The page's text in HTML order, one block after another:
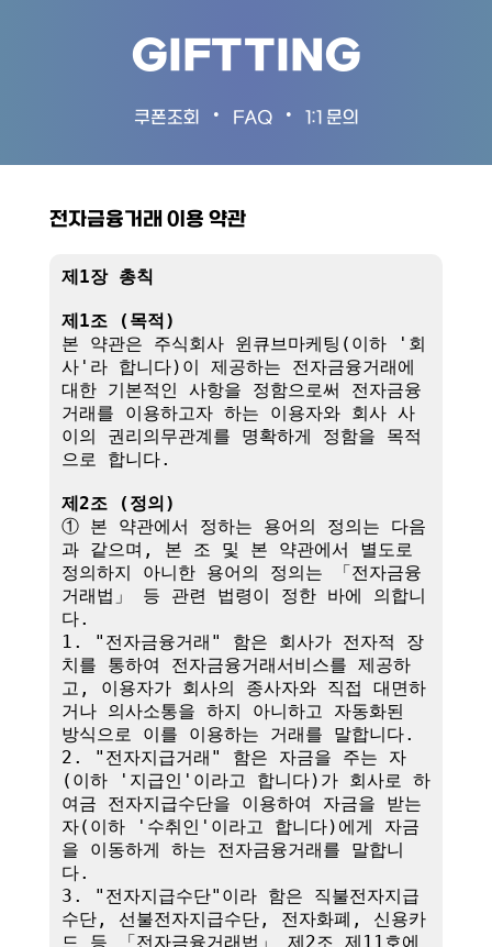
GIFTTING
쿠폰조회 • FAQ • 1:1 문의
전자금융거래 이용 약관
제1장 총칙
제1조 (목적)
본 약관은 주식회사 윈큐브마케팅(이하 '회
사'라 합니다)이 제공하는 전자금융거래에
대한 기본적인 사항을 정함으로써 전자금융
거래를 이용하고자 하는 이용자와 회사 사
이의 권리의무관계를 명확하게 정함을 목적
으로 합니다.
제2조 (정의)
① 본 약관에서 정하는 용어의 정의는 다음
과 같으며, 본 조 및 본 약관에서 별도로
정의하지 아니한 용어의 정의는 「전자금융
거래법」 등 관련 법령이 정한 바에 의합니
다.
1. "전자금융거래" 함은 회사가 전자적 장
치를 통하여 전자금융거래서비스를 제공하
고, 이용자가 회사의 종사자와 직접 대면하
거나 의사소통을 하지 아니하고 자동화된
방식으로 이를 이용하는 거래를 말합니다.
2. "전자지급거래" 함은 자금을 주는 자
(이하 '지급인'이라고 합니다)가 회사로 하
여금 전자지급수단을 이용하여 자금을 받는
자(이하 '수취인'이라고 합니다)에게 자금
을 이동하게 하는 전자금융거래를 말합니
다.
3. "전자지급수단"이라 함은 직불전자지급
수단, 선불전자지급수단, 전자화폐, 신용카
드 등 「전자금융거래법」 제2조 제11호에